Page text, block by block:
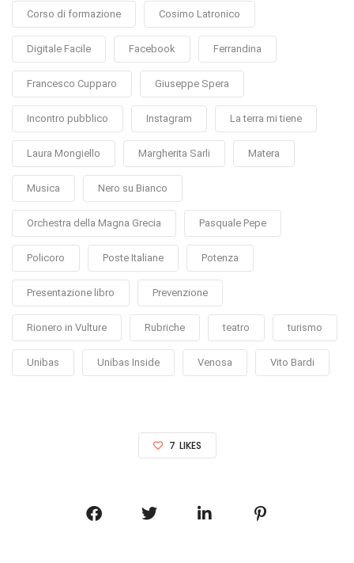
Corso di formazione Cosimo Latronico
Digitale Facile Facebook Ferrandina
Francesco Cupparo Giuseppe Spera
Incontro pubblico Instagram La terra mi tiene
Laura Mongiello Margherita Sarli Matera
Musica Nero su Bianco
Orchestra della Magna Grecia Pasquale Pepe
Policoro Poste Italiane Potenza
Presentazione libro Prevenzione
Rionero in Vulture Rubriche teatro turismo
Unibas Unibas Inside Venosa Vito Bardi
7 LIKES